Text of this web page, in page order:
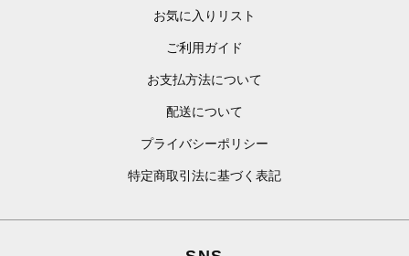
お気に入りリスト
ご利用ガイド
お支払方法について
配送について
プライバシーポリシー
特定商取引法に基づく表記